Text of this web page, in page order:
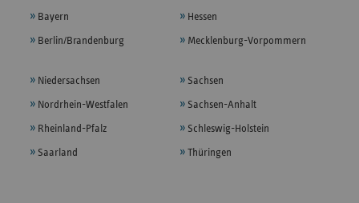
Bayern
Berlin/Brandenburg
Hessen
Mecklenburg-Vorpommern
Niedersachsen
Nordrhein-Westfalen
Rheinland-Pfalz
Saarland
Sachsen
Sachsen-Anhalt
Schleswig-Holstein
Thüringen